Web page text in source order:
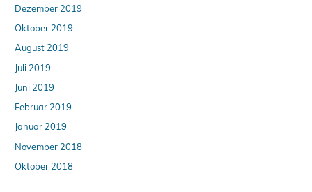
Dezember 2019
Oktober 2019
August 2019
Juli 2019
Juni 2019
Februar 2019
Januar 2019
November 2018
Oktober 2018